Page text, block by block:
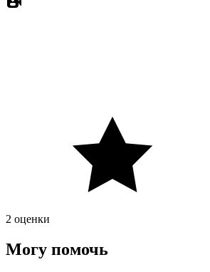
2 оценки
Могу помочь